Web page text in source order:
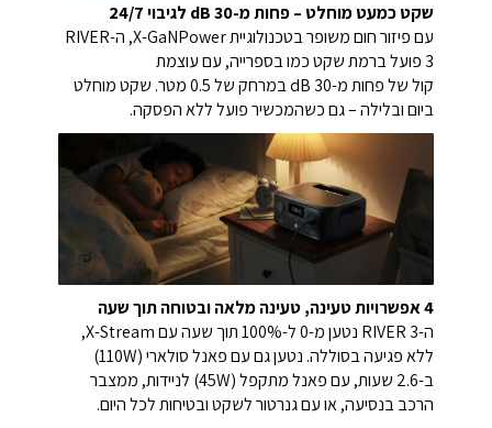
שקט כמעט מוחלט – פחות מ-30 dB לגיבוי 24/7
עם פיזור חום משופר בטכנולוגיית X-GaNPower, ה-RIVER
3 פועל ברמת שקט כמו בספרייה, עם עוצמת
קול של פחות מ-30 dB במרחק של 0.5 מטר. שקט מוחלט
ביום ובלילה – גם כשהמכשיר פועל ללא הפסקה.
4 אפשרויות טעינה, טעינה מלאה ובטוחה תוך שעה
ה-RIVER 3 נטען מ-0 ל-100% תוך שעה עם X-Stream,
ללא פגיעה בסוללה. נטען גם עם פאנל סולארי (110W)
ב-2.6 שעות, עם פאנל מתקפל (45W) לניידות, ממצבר
הרכב בנסיעה, או עם גנרטור לשקט ובטיחות לכל היום.